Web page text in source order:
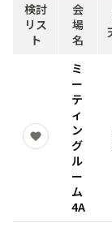
検討
リス
ト
会
場
名
ミ
ー
テ
ィ
ン
グ
ル
ー
ム
4A